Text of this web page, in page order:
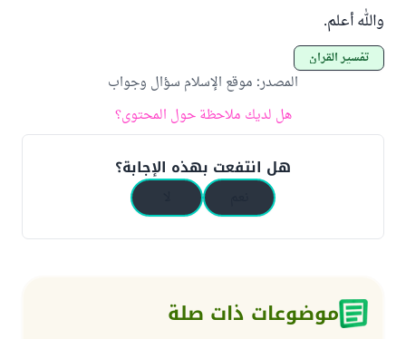
والله أعلم.
تفسير القرآن
المصدر: موقع الإسلام سؤال وجواب
هل لديك ملاحظة حول المحتوى؟
هل انتفعت بهذه الإجابة؟
موضوعات ذات صلة